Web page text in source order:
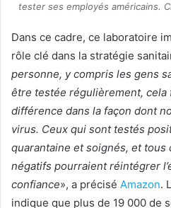
tester ses employés américains.
Dans ce cadre, ce laboratoire
rôle clé dans la stratégie
personne, y compris les gens
être testée régulièrement, cela
différence dans la façon dont
virus. Ceux qui sont testés
quarantaine et soignés, et tous
négatifs pourraient réintégrer
confiance», a précisé Amazon.
indique que plus de 19 000 de